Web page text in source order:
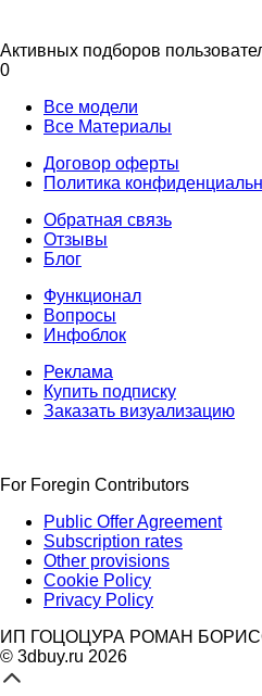
Активных подборов
0
Все модели
Все Материалы
Договор оферты
Политика
Обратная связь
Отзывы
Блог
Функционал
Вопросы
Инфоблок
Реклама
Купить подписку
Заказать визуализацию
For Foregin Contributors
Public Offer Agreement
Subscription rates
Other provisions
Cookie Policy
Privacy Policy
ИП ГОЦОЦУРА РОМАН
© 3dbuy.ru 2026